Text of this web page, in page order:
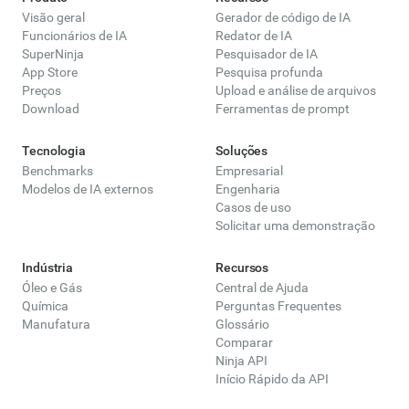
Visão geral
Funcionários de IA
SuperNinja
App Store
Preços
Download
Gerador de código de IA
Redator de IA
Pesquisador de IA
Pesquisa profunda
Upload e análise de arquivos
Ferramentas de prompt
Tecnologia
Benchmarks
Modelos de IA externos
Soluções
Empresarial
Engenharia
Casos de uso
Solicitar uma demonstração
Indústria
Óleo e Gás
Química
Manufatura
Recursos
Central de Ajuda
Perguntas Frequentes
Glossário
Comparar
Ninja API
Início Rápido da API